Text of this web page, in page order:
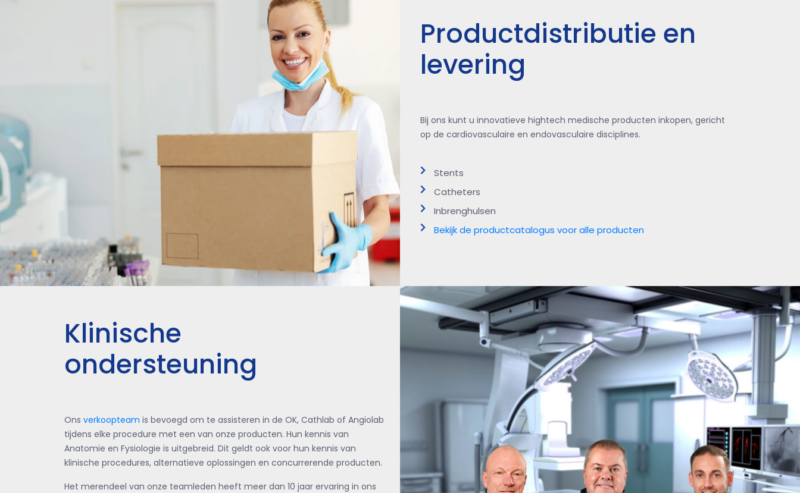
Productdistributie en
levering
Bij ons kunt u innovatieve hightech medische producten inkopen, gericht
op de cardiovasculaire en endovasculaire disciplines.
Stents
Catheters
Inbrenghulsen
Bekijk de productcatalogus voor alle producten
Klinische
ondersteuning
Ons verkoopteam is bevoegd om te assisteren in de OK, Cathlab of Angiolab
tijdens elke procedure met een van onze producten. Hun kennis van
Anatomie en Fysiologie is uitgebreid. Dit geldt ook voor hun kennis van
klinische procedures, alternatieve oplossingen en concurrerende producten.
Het merendeel van onze teamleden heeft meer dan 10 jaar ervaring in ons